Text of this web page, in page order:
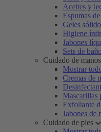
Aceites y
Espumas
Geles
Higiene
Jabones
Sets de
Cuidado de manos
Mostrar
Cremas de
Mascarillas
Exfoliante
Jabones de
Cuidado de pies